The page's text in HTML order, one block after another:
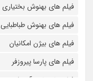
فیلم های بهنوش بختیاری
فیلم های بهنوش طباطبایی
فیلم های بیژن امکانیان
فیلم های پارسا پیروزفر